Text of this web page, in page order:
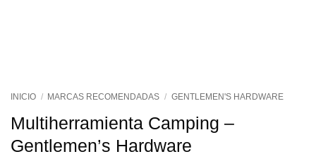
INICIO / MARCAS RECOMENDADAS / GENTLEMEN'S HARDWARE
Multiherramienta Camping –
Gentlemen’s Hardware